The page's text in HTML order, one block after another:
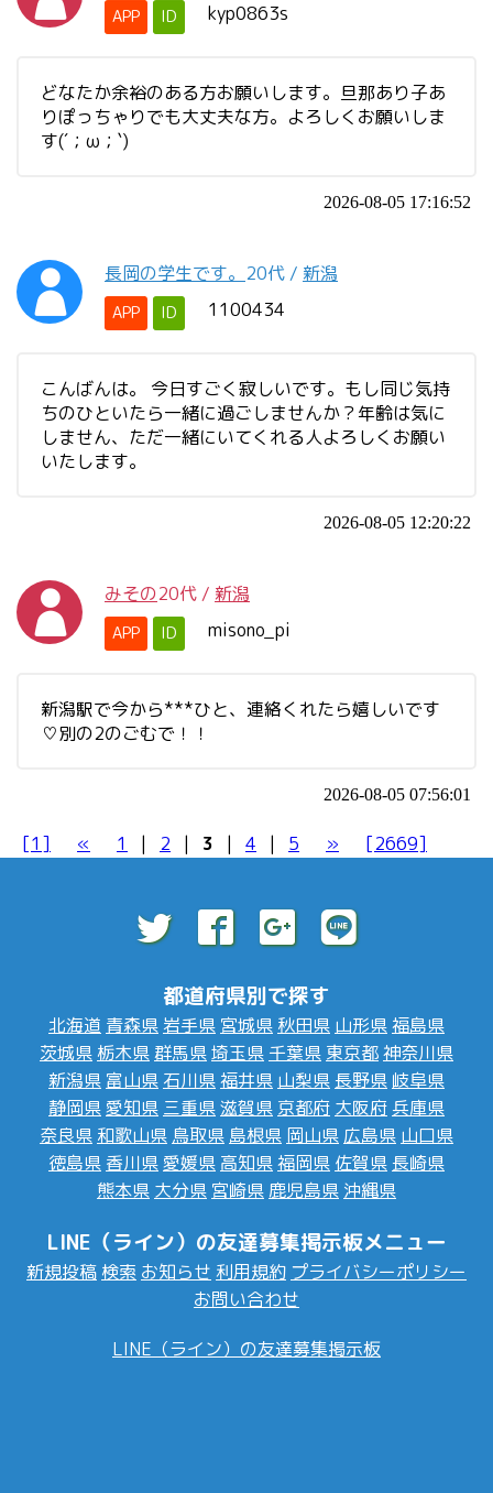
APP ID kyp0863s
どなたか余裕のある方お願いします。旦那あり子あ
りぽっちゃりでも大丈夫な方。よろしくお願いしま
す(´；ω；`)
2026-08-05 17:16:52
長岡の学生です。 20代 / 新潟
APP ID 1100434
こんばんは。 今日すごく寂しいです。もし同じ気持
ちのひといたら一緒に過ごしませんか？年齢は気に
しません、ただ一緒にいてくれる人よろしくお願い
いたします。
2026-08-05 12:20:22
みその20代 / 新潟
APP ID misono_pi
新潟駅で今から***ひと、連絡くれたら嬉しいです
♡別の2のごむで！！
2026-08-05 07:56:01
[1] « 1 | 2 | 3 | 4 | 5 » [2669]
都道府県別で探す
北海道 青森県 岩手県 宮城県 秋田県 山形県福島県
茨城県 栃木県群馬県埼玉県 千葉県 東京都神奈川県
新潟県 富山県 石川県福井県 山梨県 長野県 岐阜県
静岡県愛知県 三重県滋賀県 京都府 大阪府 兵庫県
奈良県 和歌山県 鳥取県 島根県 岡山県 広島県 山口県
徳島県 香川県愛媛県 高知県福岡県 佐賀県 長崎県
熊本県 大分県 宮崎県 鹿児島県 沖縄県
LINE（ライン）の友達募集掲示板メニュー
新規投稿 検索 お知らせ 利用規約 プライバシーポリシー
お問い合わせ
LINE（ライン）の友達募集掲示板